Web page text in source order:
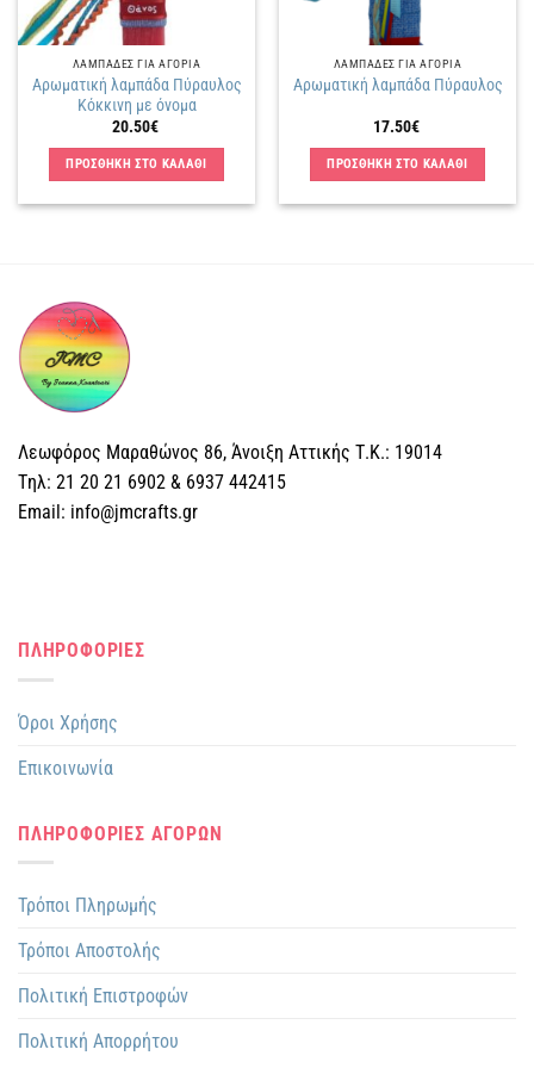
ΛΑΜΠΑΔΕΣ ΓΙΑ ΑΓΟΡΙΑ
Αρωματική λαμπάδα Πύραυλος
Κόκκινη με όνομα
20.50€
ΠΡΟΣΘΗΚΗ ΣΤΟ ΚΑΛΑΘΙ
ΛΑΜΠΑΔΕΣ ΓΙΑ ΑΓΟΡΙΑ
Αρωματική λαμπάδα Πύραυλος
17.50€
ΠΡΟΣΘΗΚΗ ΣΤΟ ΚΑΛΑΘΙ
Λεωφόρος Μαραθώνος 86, Άνοιξη Αττικής Τ.Κ.: 19014
Tηλ: 21 20 21 6902 & 6937 442415
Email: info@jmcrafts.gr
ΠΛΗΡΟΦΟΡΙΕΣ
Όροι Χρήσης
Επικοινωνία
ΠΛΗΡΟΦΟΡΙΕΣ ΑΓΟΡΩΝ
Τρόποι Πληρωμής
Τρόποι Αποστολής
Πολιτική Επιστροφών
Πολιτική Απορρήτου